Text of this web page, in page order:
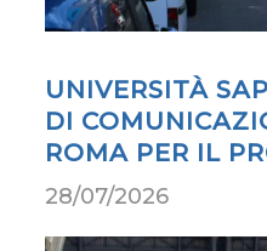
UNIVERSITÀ
DI
ROMA PER IL
28/07/2026